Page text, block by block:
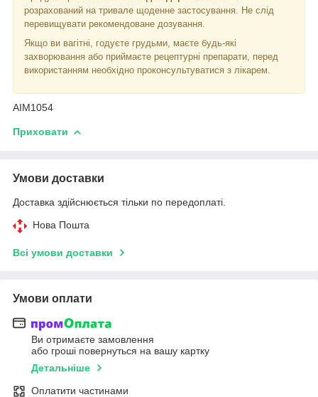
розрахований на тривале щоденне застосування. Не слід
перевищувати рекомендоване дозування.
Якщо ви вагітні, годуєте грудьми, маєте будь-які
захворювання або приймаєте рецептурні препарати, перед
використанням необхідно проконсультуватися з лікарем.
AIM1054
Приховати
Умови доставки
Доставка здійснюється тільки по передоплаті.
Нова Пошта
Всі умови доставки
Умови оплати
Ви отримаєте замовлення
або гроші повернуться на вашу картку
Детальніше
Оплатити частинами